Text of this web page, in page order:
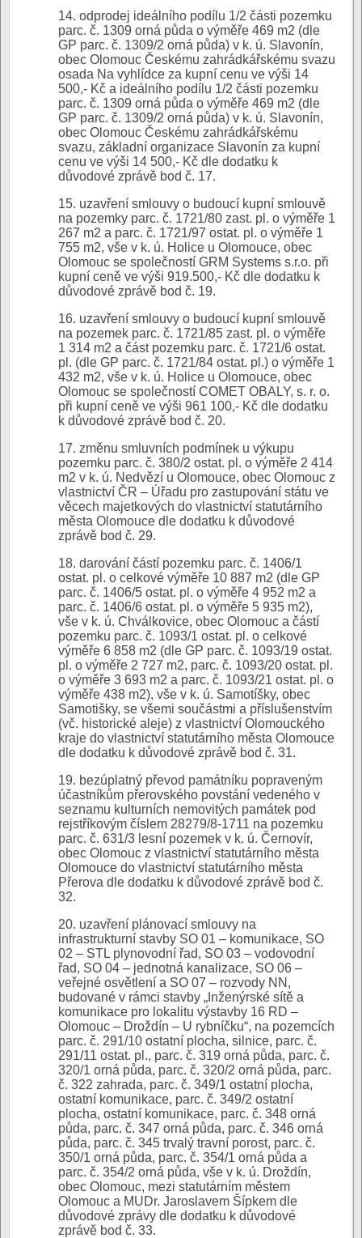
14. odprodej ideálního podílu 1/2 části pozemku
parc. č. 1309 orná půda o výměře 469 m2 (dle
GP parc. č. 1309/2 orná půda) v k. ú. Slavonín,
obec Olomouc Českému zahrádkářskému svazu
osada Na vyhlídce za kupní cenu ve výši 14
500,- Kč a ideálního podílu 1/2 části pozemku
parc. č. 1309 orná půda o výměře 469 m2 (dle
GP parc. č. 1309/2 orná půda) v k. ú. Slavonín,
obec Olomouc Českému zahrádkářskému
svazu, základní organizace Slavonín za kupní
cenu ve výši 14 500,- Kč dle dodatku k
důvodové zprávě bod č. 17.
15. uzavření smlouvy o budoucí kupní smlouvě
na pozemky parc. č. 1721/80 zast. pl. o výměře 1
267 m2 a parc. č. 1721/97 ostat. pl. o výměře 1
755 m2, vše v k. ú. Holice u Olomouce, obec
Olomouc se společností GRM Systems s.r.o. při
kupní ceně ve výši 919.500,- Kč dle dodatku k
důvodové zprávě bod č. 19.
16. uzavření smlouvy o budoucí kupní smlouvě
na pozemek parc. č. 1721/85 zast. pl. o výměře
1 314 m2 a část pozemku parc. č. 1721/6 ostat.
pl. (dle GP parc. č. 1721/84 ostat. pl.) o výměře 1
432 m2, vše v k. ú. Holice u Olomouce, obec
Olomouc se společností COMET OBALY, s. r. o.
při kupní ceně ve výši 961 100,- Kč dle dodatku
k důvodové zprávě bod č. 20.
17. změnu smluvních podmínek u výkupu
pozemku parc. č. 380/2 ostat. pl. o výměře 2 414
m2 v k. ú. Nedvězí u Olomouce, obec Olomouc z
vlastnictví ČR – Úřadu pro zastupování státu ve
věcech majetkových do vlastnictví statutárního
města Olomouce dle dodatku k důvodové
zprávě bod č. 29.
18. darování částí pozemku parc. č. 1406/1
ostat. pl. o celkové výměře 10 887 m2 (dle GP
parc. č. 1406/5 ostat. pl. o výměře 4 952 m2 a
parc. č. 1406/6 ostat. pl. o výměře 5 935 m2),
vše v k. ú. Chválkovice, obec Olomouc a částí
pozemku parc. č. 1093/1 ostat. pl. o celkové
výměře 6 858 m2 (dle GP parc. č. 1093/19 ostat.
pl. o výměře 2 727 m2, parc. č. 1093/20 ostat. pl.
o výměře 3 693 m2 a parc. č. 1093/21 ostat. pl. o
výměře 438 m2), vše v k. ú. Samotíšky, obec
Samotišky, se všemi součástmi a příslušenstvím
(vč. historické aleje) z vlastnictví Olomouckého
kraje do vlastnictví statutárního města Olomouce
dle dodatku k důvodové zprávě bod č. 31.
19. bezúplatný převod památníku popraveným
účastníkům přerovského povstání vedeného v
seznamu kulturních nemovitých památek pod
rejstříkovým číslem 28279/8-1711 na pozemku
parc. č. 631/3 lesní pozemek v k. ú. Černovír,
obec Olomouc z vlastnictví statutárního města
Olomouce do vlastnictví statutárního města
Přerova dle dodatku k důvodové zprávě bod č.
32.
20. uzavření plánovací smlouvy na
infrastrukturní stavby SO 01 – komunikace, SO
02 – STL plynovodní řad, SO 03 – vodovodní
řad, SO 04 – jednotná kanalizace, SO 06 –
veřejné osvětlení a SO 07 – rozvody NN,
budované v rámci stavby „Inženýrské sítě a
komunikace pro lokalitu výstavby 16 RD –
Olomouc – Droždín – U rybníčku“, na pozemcích
parc. č. 291/10 ostatní plocha, silnice, parc. č.
291/11 ostat. pl., parc. č. 319 orná půda, parc. č.
320/1 orná půda, parc. č. 320/2 orná půda, parc.
č. 322 zahrada, parc. č. 349/1 ostatní plocha,
ostatní komunikace, parc. č. 349/2 ostatní
plocha, ostatní komunikace, parc. č. 348 orná
půda, parc. č. 347 orná půda, parc. č. 346 orná
půda, parc. č. 345 trvalý travní porost, parc. č.
350/1 orná půda, parc. č. 354/1 orná půda a
parc. č. 354/2 orná půda, vše v k. ú. Droždín,
obec Olomouc, mezi statutárním městem
Olomouc a MUDr. Jaroslavem Šípkem dle
důvodové zprávy dle dodatku k důvodové
zprávě bod č. 33.